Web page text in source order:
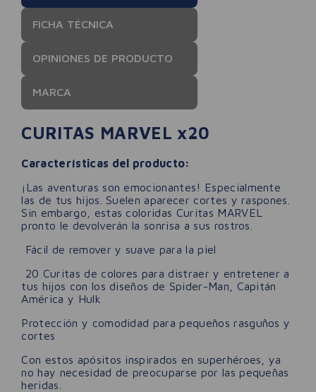
FICHA TÉCNICA
OPINIONES DE PRODUCTO
MARCA
CURITAS MARVEL x20
Características del producto:
¡Las aventuras son emocionantes! Especialmente
las de tus hijos. Suelen aparecer cortes y raspones.
Sin embargo, estas coloridas Curitas MARVEL
pronto le devolverán la sonrisa a sus rostros.
Fácil de remover y suave para la piel
20 Curitas de colores para distraer y entretener a
tus hijos con los diseños de Spider-Man, Capitán
América y Hulk
Protección y comodidad para pequeños rasguños y
cortes
Con estos apósitos inspirados en superhéroes, ya
no hay necesidad de preocuparse por las pequeñas
heridas.